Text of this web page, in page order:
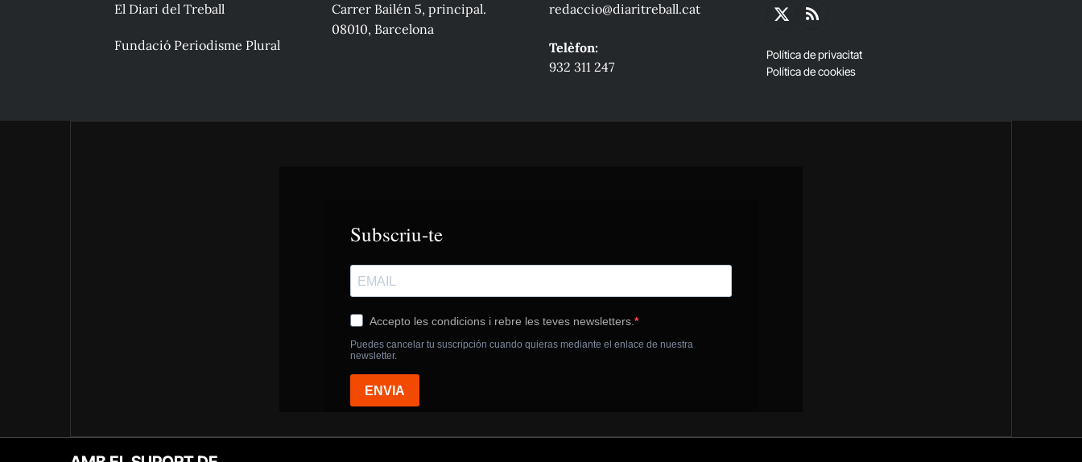
El Diari del Treball
Fundació Periodisme Plural
Carrer Bailén 5, principal.
08010, Barcelona
redaccio@diaritreball.cat
Telèfon:
932 311 247
X
RSS
Política de privacitat
Política de cookies